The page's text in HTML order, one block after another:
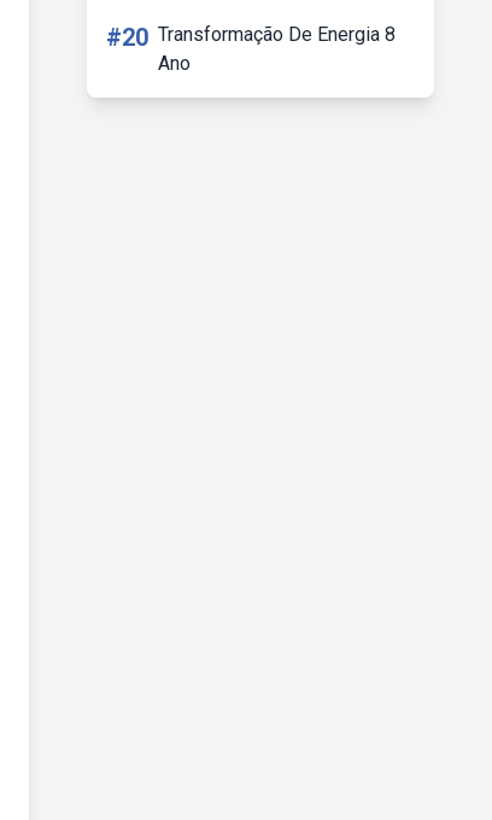
#20 Transformação De Energia 8
Ano